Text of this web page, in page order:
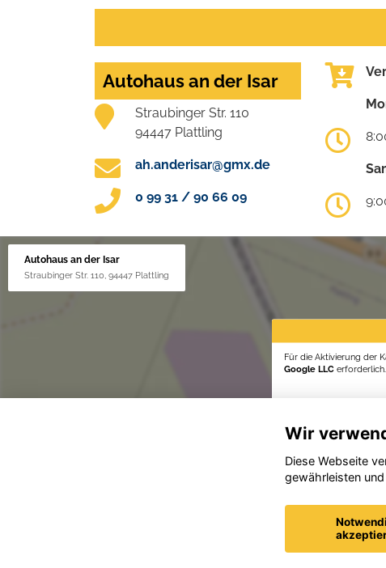
Autohaus an der Isar
Straubinger Str. 110
94447 Plattling
ah.anderisar@gmx.de
0 99 31 / 90 66 09
Autohaus an der Isar
Straubinger Str. 110, 94447 Plattling
Für die Aktivierung der
Google LLC erforderlich.
Wir
Diese Webseite
gewährleisten